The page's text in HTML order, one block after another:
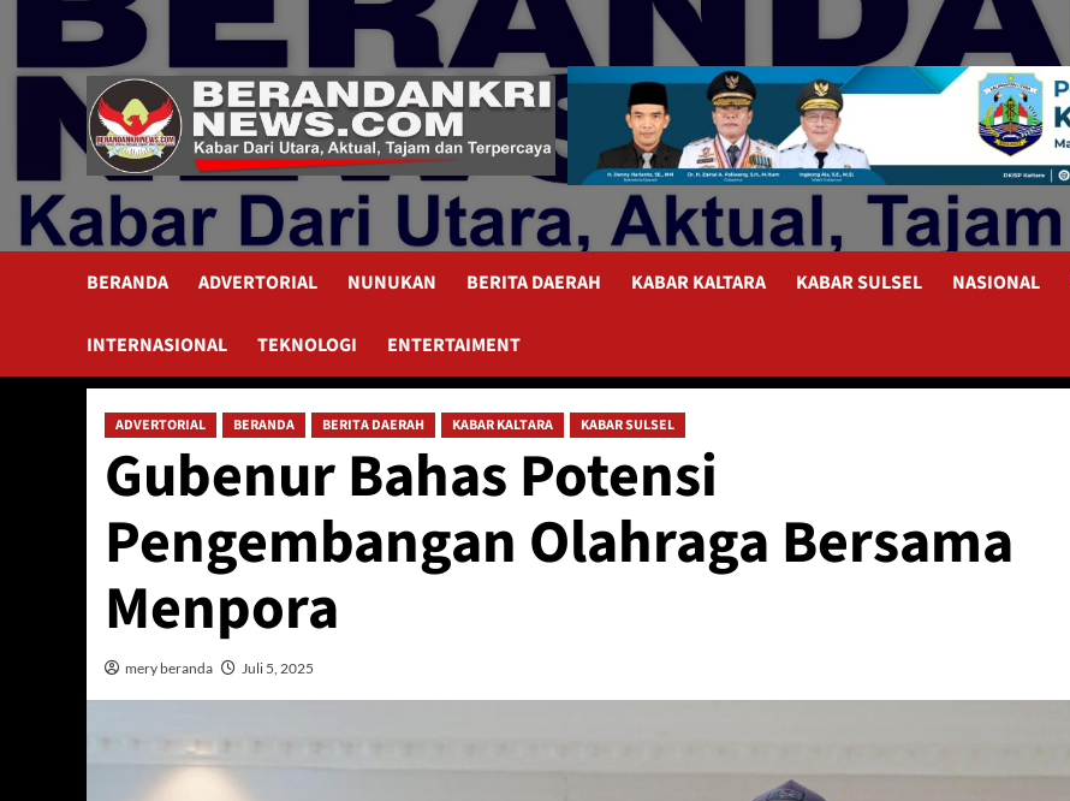
content
BERANDA ADVERTORIAL NUNUKAN BERITA DAERAH KABAR KALTARA KABAR SULSEL NASIONAL
INTERNASIONAL TEKNOLOGI ENTERTAIMENT
ADVERTORIAL BERANDA BERITA DAERAH KABAR KALTARA KABAR SULSEL
Gubenur Bahas Potensi
Pengembangan Olahraga Bersama
Menpora
mery beranda Juli 5, 2025